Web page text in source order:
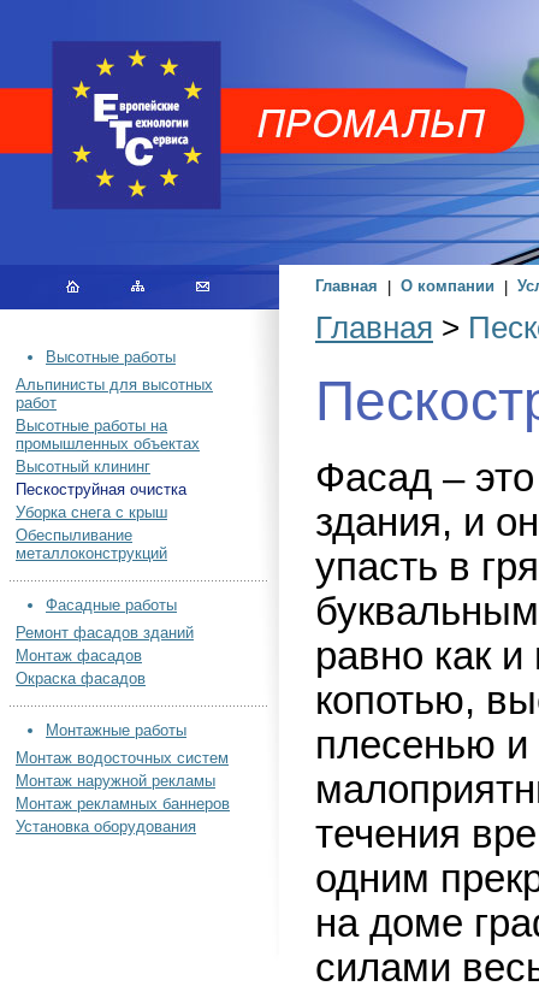
Главная О компании
Высотные работы
Альпинисты для высотных
работ
Высотные работы на
промышленных объектах
Высотный клининг
Пескоструйная очистка
Уборка снега с крыш
Обеспыливание
металлоконструкций
Фасадные работы
Ремонт фасадов зданий
Монтаж фасадов
Окраска фасадов
Монтажные работы
Монтаж водосточных систем
Монтаж наружной рекламы
Монтаж рекламных баннеров
Установка оборудования
Главная >
Фасад –
здания, и
упасть в
равно как
копотью,
плесенью и
течения
одним
на доме
силами